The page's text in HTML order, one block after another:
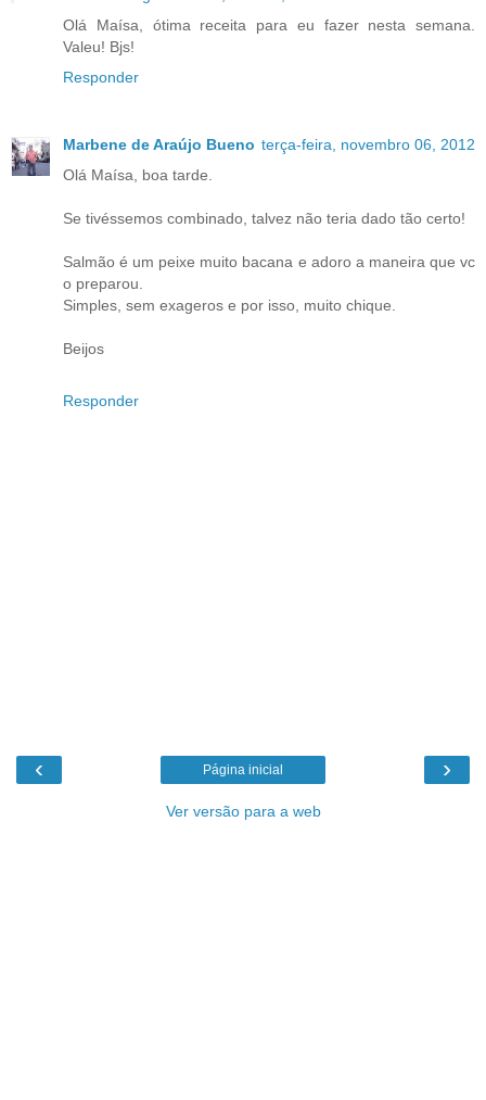
Olá Maísa, ótima receita para eu fazer nesta semana.
Valeu! Bjs!
Responder
Marbene de Araújo Bueno terça-feira, novembro 06, 2012
Olá Maísa, boa tarde.
Se tivéssemos combinado, talvez não teria dado tão certo!
Salmão é um peixe muito bacana e adoro a maneira que vc
o preparou.
Simples, sem exageros e por isso, muito chique.
Beijos
Responder
‹ ›
Página inicial
Ver versão para a web